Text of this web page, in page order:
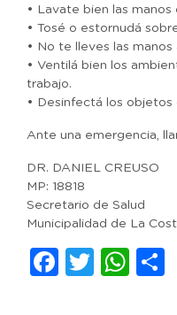
• Lavate bien las
• Tosé o estornudá
• No te lleves las manos
• Ventilá bien los
trabajo.
• Desinfectá los objetos
Ante una emergencia,
DR. DANIEL CREUSO
MP: 18818
Secretario de Salud
Municipalidad de La
Twitter